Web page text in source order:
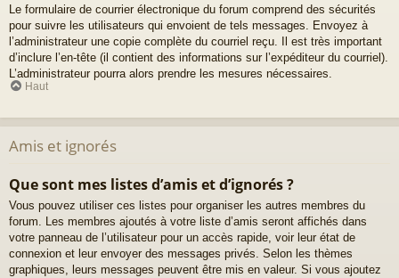
Le formulaire de courrier électronique du forum comprend des sécurités
pour suivre les utilisateurs qui envoient de tels messages. Envoyez à
l’administrateur une copie complète du courriel reçu. Il est très important
d’inclure l’en-tête (il contient des informations sur l’expéditeur du courriel).
L’administrateur pourra alors prendre les mesures nécessaires.
Haut
Amis et ignorés
Que sont mes listes d’amis et d’ignorés ?
Vous pouvez utiliser ces listes pour organiser les autres membres du
forum. Les membres ajoutés à votre liste d’amis seront affichés dans
votre panneau de l’utilisateur pour un accès rapide, voir leur état de
connexion et leur envoyer des messages privés. Selon les thèmes
graphiques, leurs messages peuvent être mis en valeur. Si vous ajoutez